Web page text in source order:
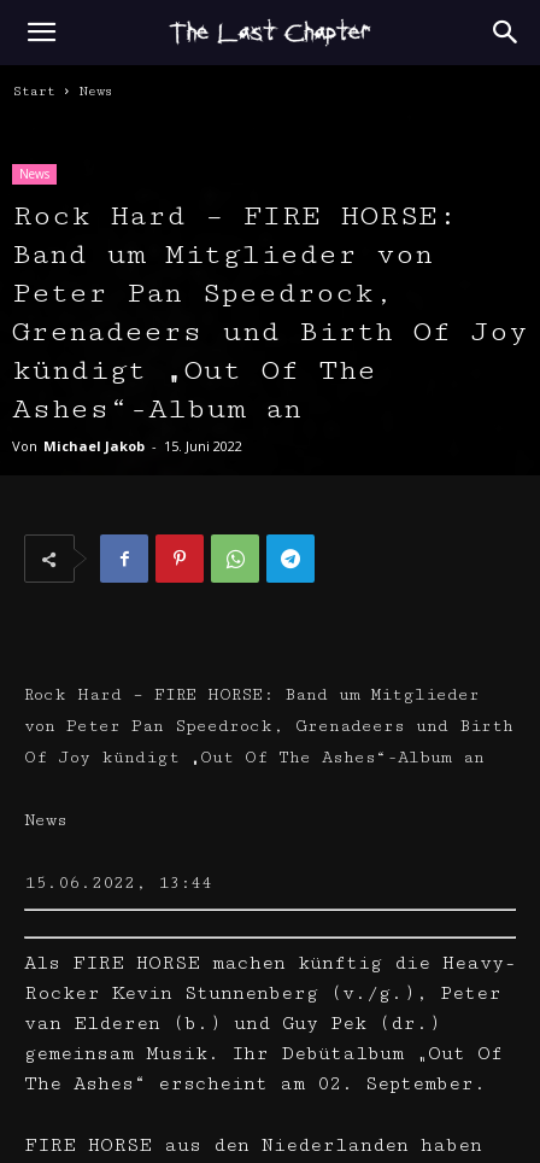
Start News
News
Rock Hard – FIRE HORSE:
Band um Mitglieder von
Peter Pan Speedrock,
Grenadeers und Birth Of Joy
kündigt „Out Of The
Ashes“-Album an
Von Michael Jakob - 15. Juni 2022
Rock Hard – FIRE HORSE: Band um Mitglieder
von Peter Pan Speedrock, Grenadeers und Birth
Of Joy kündigt „Out Of The Ashes“-Album an
News
15.06.2022, 13:44
Als FIRE HORSE machen künftig die Heavy-
Rocker Kevin Stunnenberg (v./g.), Peter
van Elderen (b.) und Guy Pek (dr.)
gemeinsam Musik. Ihr Debütalbum „Out Of
The Ashes“ erscheint am 02. September.
FIRE HORSE aus den Niederlanden haben